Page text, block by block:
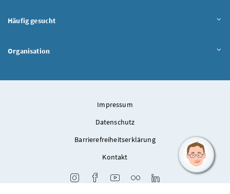
Häufig gesucht
Organisation
Impressum
Datenschutz
Barrierefreiheitserklärung
Kontakt
InstagramFacebookYoutubeFlickr